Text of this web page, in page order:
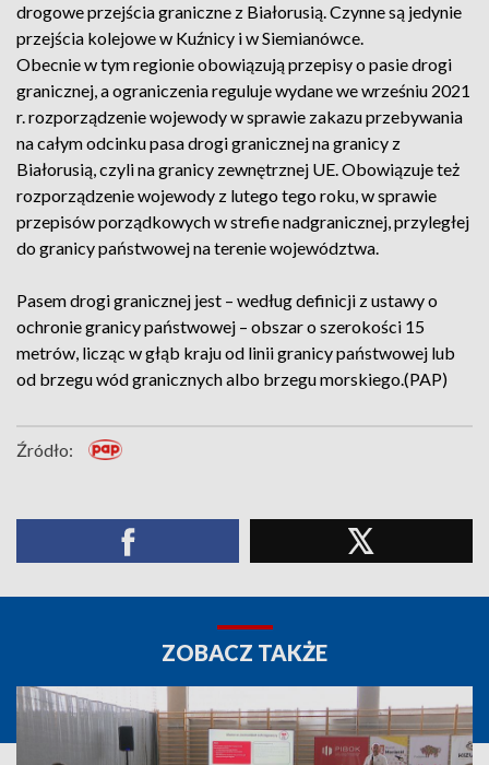
drogowe przejścia graniczne z Białorusią. Czynne są jedynie
przejścia kolejowe w Kuźnicy i w Siemianówce.
Obecnie w tym regionie obowiązują przepisy o pasie drogi
granicznej, a ograniczenia reguluje wydane we wrześniu 2021
r. rozporządzenie wojewody w sprawie zakazu przebywania
na całym odcinku pasa drogi granicznej na granicy z
Białorusią, czyli na granicy zewnętrznej UE. Obowiązuje też
rozporządzenie wojewody z lutego tego roku, w sprawie
przepisów porządkowych w strefie nadgranicznej, przyległej
do granicy państwowej na terenie województwa.
Pasem drogi granicznej jest – według definicji z ustawy o
ochronie granicy państwowej – obszar o szerokości 15
metrów, licząc w głąb kraju od linii granicy państwowej lub
od brzegu wód granicznych albo brzegu morskiego.(PAP)
Źródło:
ZOBACZ TAKŻE